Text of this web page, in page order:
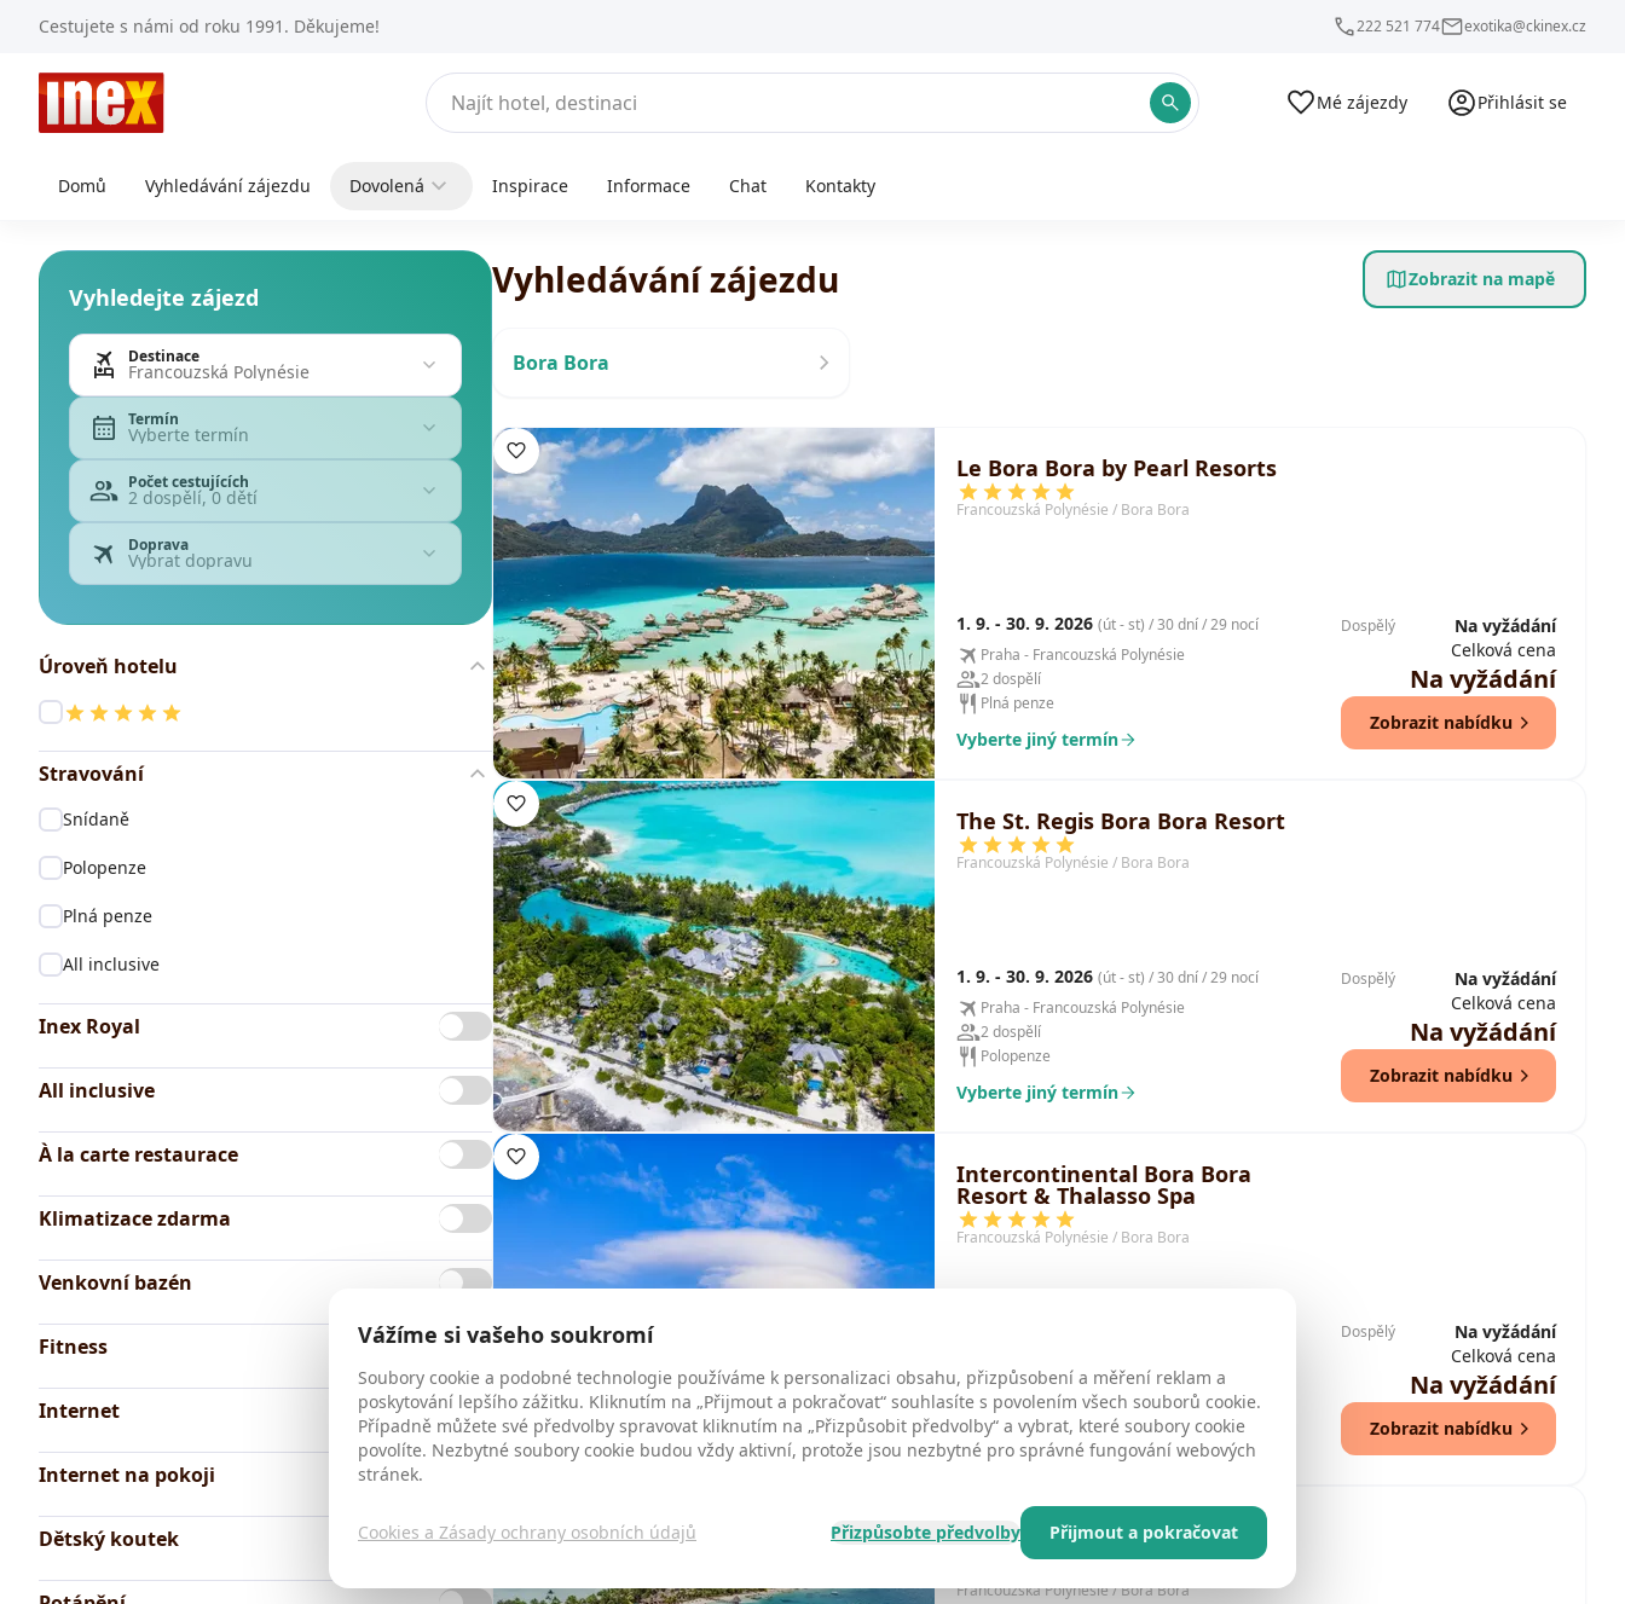
Cestujete s námi od roku 1991. Děkujeme! 222 521 774 exotika@ckinex.cz
Mé zájezdy Přihlásit se
Domů Vyhledávání zájezdu Dovolená Inspirace Informace Chat Kontakty
Vyhledejte zájezd
Destinace
Francouzská Polynésie
Termín
Vyberte termín
Počet cestujících
2 dospělí, 0 dětí
Doprava
Vybrat dopravu
Úroveň hotelu
Stravování
Snídaně
Polopenze
Plná penze
All inclusive
Inex Royal
All inclusive
À la carte restaurace
Klimatizace zdarma
Venkovní bazén
Fitness
Internet
Internet na pokoji
Dětský koutek
Vyhledávání zájezdu Zobrazit na mapě
Bora Bora
Le Bora Bora by Pearl Resorts
Francouzská Polynésie / Bora Bora
1. 9. - 30. 9. 2026 (út - st) / 30 dní / 29 nocí
Praha - Francouzská Polynésie
2 dospělí
Plná penze
Vyberte jiný termín
Dospělý
Na vyžádání
Celková cena
Na vyžádání
Zobrazit nabídku
The St. Regis Bora Bora Resort
Francouzská Polynésie / Bora Bora
1. 9. - 30. 9. 2026 (út - st) / 30 dní / 29 nocí
Praha - Francouzská Polynésie
2 dospělí
Polopenze
Vyberte jiný termín
Dospělý
Na vyžádání
Celková cena
Na vyžádání
Zobrazit nabídku
Intercontinental Bora Bora
Resort & Thalasso Spa
Francouzská Polynésie / Bora Bora
2 dospělí
Polopenze
Vyberte jiný termín
Dospělý
Na vyžádání
Celková cena
Na vyžádání
Zobrazit nabídku
Intercontinental Bora Bora Le
Moana Resort
Francouzská Polynésie / Bora Bora
Vážíme si vašeho soukromí
Soubory cookie a podobné technologie používáme k personalizaci obsahu, přizpůsobení a měření reklam a
poskytování lepšího zážitku. Kliknutím na „Přijmout a pokračovat“ souhlasíte s povolením všech souborů cookie.
Případně můžete své předvolby spravovat kliknutím na „Přizpůsobit předvolby“ a vybrat, které soubory cookie
povolíte. Nezbytné soubory cookie budou vždy aktivní, protože jsou nezbytné pro správné fungování webových
stránek.
Cookies a Zásady ochrany osobních údajů Přizpůsobte předvolby Přijmout a pokračovat